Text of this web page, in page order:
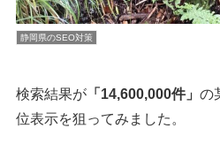
静岡県のSEO対策
検索結果が 「14,600,000件」の
位表示を狙ってみました。